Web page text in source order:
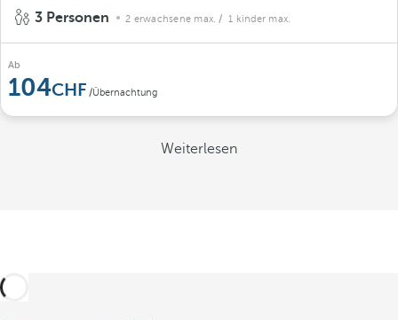
3 Personen 2 erwachsene max. / 1 kinder max.
Ab
104 /Übernachtung
Weiterlesen